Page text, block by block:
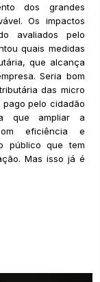
dos grandes
Os impactos
avaliados pelo
quais medidas
que alcança
Seria bom
das micro
pago pelo cidadão
que ampliar a
eficiência e
público que tem
Mas isso já é